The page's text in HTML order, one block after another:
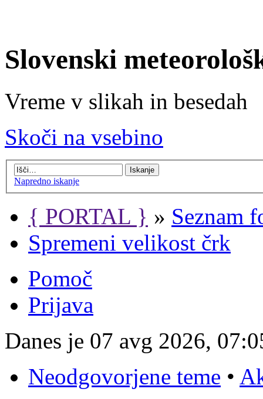
Slovenski
Vreme v slikah in besedah
Skoči na vsebino
Napredno iskanje
{ PORTAL } » Seznam
Spremeni velikost črk
Pomoč
Prijava
Danes je 07 avg 2026,
Neodgovorjene teme •